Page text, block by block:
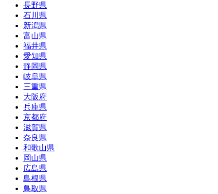
長野県
石川県
新潟県
富山県
福井県
愛知県
静岡県
岐阜県
三重県
大阪府
兵庫県
京都府
滋賀県
奈良県
和歌山県
岡山県
広島県
島根県
鳥取県